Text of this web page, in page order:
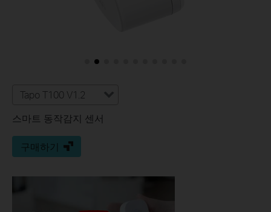
Tapo T100 V1.2
스마트 동작감지 센서
구매하기